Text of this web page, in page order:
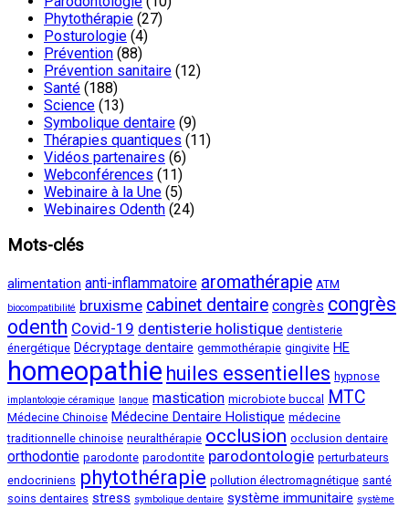
Phytothérapie (27)
Posturologie (4)
Prévention (88)
Prévention sanitaire (12)
Santé (188)
Science (13)
Symbolique dentaire (9)
Thérapies quantiques (11)
Vidéos partenaires (6)
Webconférences (11)
Webinaire à la Une (5)
Webinaires Odenth (24)
Mots-clés
alimentation anti-inflammatoire aromathérapie ATM
biocompatibilité bruxisme cabinet dentaire congrès congrès
odenth Covid-19 dentisterie holistique dentisterie
énergétique Décryptage dentaire gemmothérapie gingivite HE
homeopathie huiles essentielles hypnose
implantologie céramique langue mastication microbiote buccal MTC
Médecine Chinoise Médecine Dentaire Holistique médecine
traditionnelle chinoise neuralthérapie occlusion occlusion dentaire
orthodontie parodonte parodontite parodontologie perturbateurs
endocriniens phytothérapie pollution électromagnétique santé
soins dentaires stress symbolique dentaire système immunitaire système